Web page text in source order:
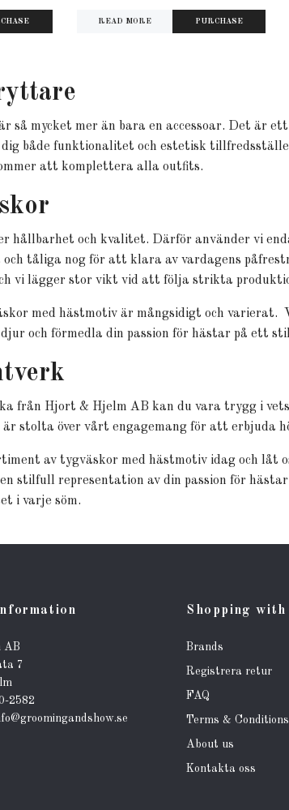
READ MORE
så mycket mer än bara en accessoar. Det är
både funktionalitet och estetisk
att komplettera alla outfits.
hållbarhet och kvalitet. Därför använder vi
tåliga nog för att klara av vardagens
vi lägger stor vikt vid att följa strikta
med hästmotiv är mångsidigt och
och förmedla din passion för hästar på ett
från Hjort & Hjelm AB kan du vara trygg i
stolta över vårt engagemang för att erbjuda
av tygväskor med hästmotiv idag och låt
stilfull representation av din passion för
i varje söm.
AB
7
2582
Shopping with
Brands
Registrera retur
FAQ
Terms & Conditions
About us
Kontakta oss